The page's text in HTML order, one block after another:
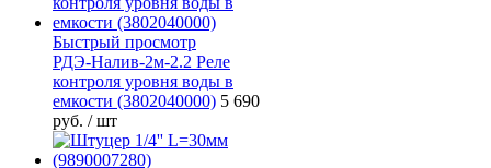
Быстрый просмотр
РДЭ-Налив-2м-2.2 Реле
контроля уровня воды в
емкости (3802040000) 5 690
руб. / шт